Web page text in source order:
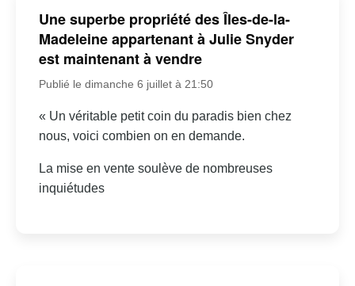
Une superbe propriété des Îles-de-la-
Madeleine appartenant à Julie Snyder
est maintenant à vendre
Publié le dimanche 6 juillet à 21:50
« Un véritable petit coin du paradis bien chez
nous, voici combien on en demande.
La mise en vente soulève de nombreuses
inquiétudes